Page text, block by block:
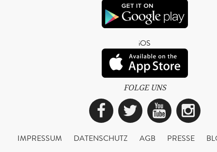
iOS
FOLGE UNS
Facebook
Twitter
IMPRESSUM DATENSCHUTZ AGB PRESSE